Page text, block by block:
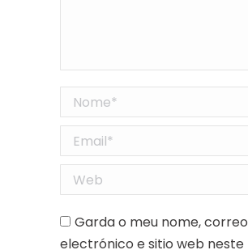
Nome *
Email *
Web
Garda o meu nome, correo
electrónico e sitio web neste